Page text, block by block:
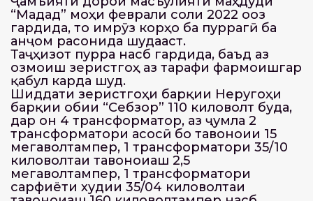
“Мадад” моҳи феврали соли 2022 оғоз
гардида, то имрӯз корҳо ба пуррагӣ ба
анҷом расонида шудааст.
Таҷҳизот пурра насб гардида, баъд аз
озмоиш зеристгоҳ аз тарафи фармоишгар
қабул карда шуд.
Шиддати зеристгоҳи барқии Неругоҳи
барқии обии “Себзор” 110 киловолт буда,
дар он 4 трансформатор, аз ҷумла 2
трансформатори асосӣ бо тавоноии 15
мегаволтампер, 1 трансформатори 35/10
киловолтаи тавоноиаш 2,5
мегаволтампер, 1 трансформатори
сарфиёти худии 35/04 киловолтаи